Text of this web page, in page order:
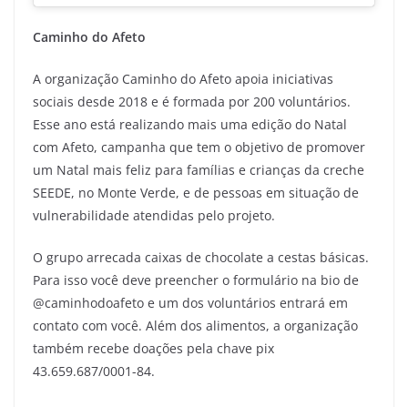
Caminho do Afeto
A organização Caminho do Afeto apoia iniciativas
sociais desde 2018 e é formada por 200 voluntários.
Esse ano está realizando mais uma edição do Natal
com Afeto, campanha que tem o objetivo de promover
um Natal mais feliz para famílias e crianças da creche
SEEDE, no Monte Verde, e de pessoas em situação de
vulnerabilidade atendidas pelo projeto.
O grupo arrecada caixas de chocolate a cestas básicas.
Para isso você deve preencher o formulário na bio de
@caminhodoafeto e um dos voluntários entrará em
contato com você. Além dos alimentos, a organização
também recebe doações pela chave pix
43.659.687/0001-84.